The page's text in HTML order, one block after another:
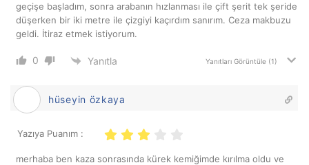
geçişe başladım, sonra arabanın hızlanması ile çift şerit tek şeride
düşerken bir iki metre ile çizgiyi kaçırdım sanırım. Ceza makbuzu
geldi. İtiraz etmek istiyorum.
0 Yanıtla Yanıtları Görüntüle (1)
hüseyin özkaya
Yazıya Puanım :
merhaba ben kaza sonrasında kürek kemiğimde kırılma oldu ve